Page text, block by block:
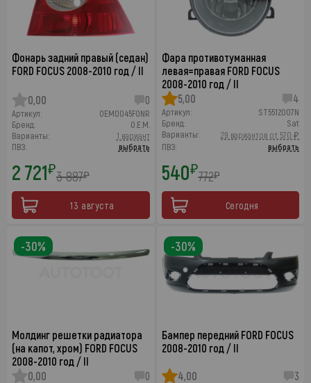
Фонарь задний правый (седан)
FORD FOCUS 2008-2010 год / II
0,00 0
Артикул:
OEM0045FONR
Бренд:
O.E.M.
Варианты:
1 вариант
ПВЗ:
выбрать
2 721₽3 887₽
13 августа
Фара противотуманная
левая=правая FORD FOCUS
2008-2010 год / II
5,00
4
Артикул:
ST5512007N
Бренд:
Sat
Варианты:
29 вариантов от 570 ₽
ПВЗ:
выбрать
540₽772₽
Сегодня
Молдинг решетки радиатора
(на капот, хром) FORD FOCUS
2008-2010 год / II
0,00
0
-30%
Бампер передний FORD FOCUS
2008-2010 год / II
4,00 3
-30%